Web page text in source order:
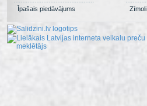
Īpašais piedāvājums
Zīmoli